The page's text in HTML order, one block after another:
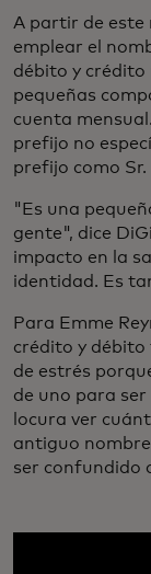
A partir de este
emplear el
débito y crédito
pequeñas
cuenta
prefijo no
prefijo como Sr.
"Es una
gente", dice
impacto en la
identidad. Es
Para Emme
crédito y débito
de estrés
de uno para
locura ver
antiguo
ser confundido